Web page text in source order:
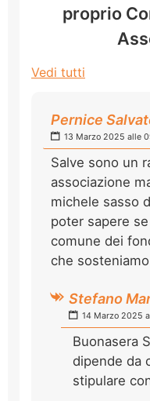
proprio
Vedi tutti
Pernice
13 Marzo 2025 alle
Salve sono un
associazione
michele sasso
poter sapere
comune dei
che
Stefano
14 Marzo 2025
Buonasera
dipende da
stipulare